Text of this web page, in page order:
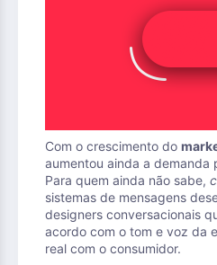
Com o crescimento do
aumentou ainda a demanda
Para quem ainda não sabe,
sistemas de mensagens
designers conversacionais
acordo com o tom e voz da
real com o consumidor.